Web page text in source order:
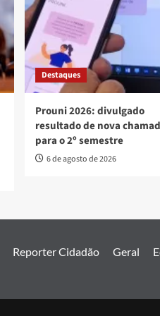
Destaques
Prouni 2026: divulgado
resultado de nova
para o 2º semestre
6 de agosto de 2026
Reporter Cidadão Geral